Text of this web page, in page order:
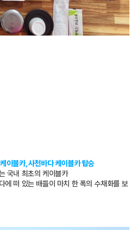
이블카, 사천바다 케이블카 탑승
국내 최초의 케이블카
에 떠 있는 배들이 마치 한 폭의 수채화를 보